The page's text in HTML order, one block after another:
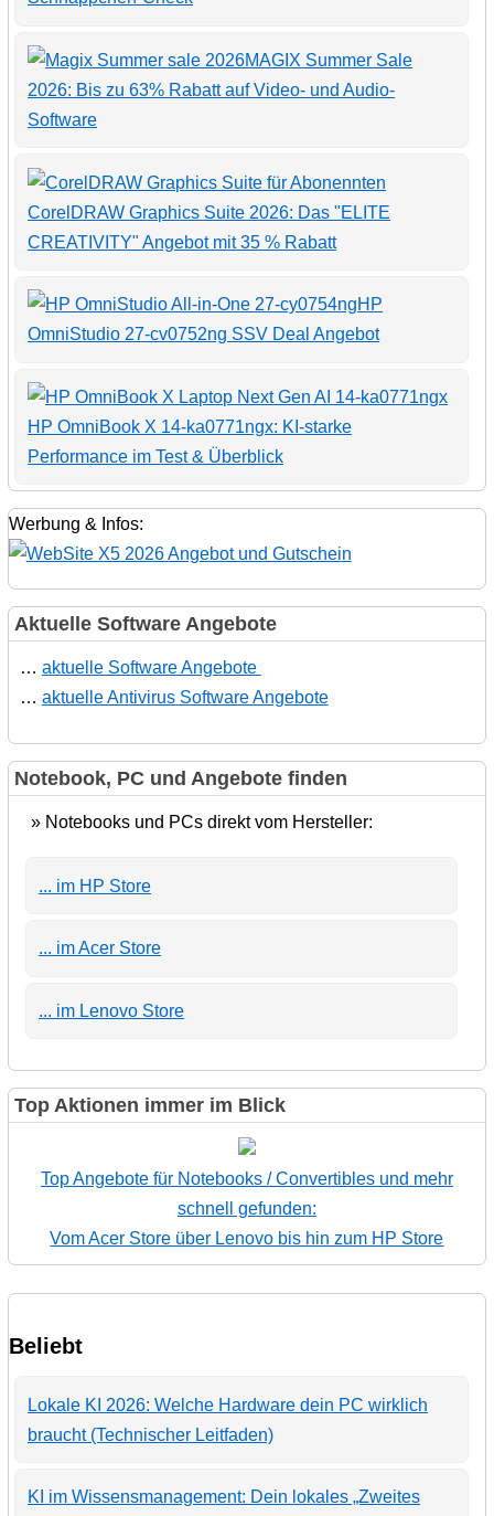
MAGIX Summer Sale
2026: Bis zu 63% Rabatt auf Video- und Audio-
Software
CorelDRAW Graphics Suite 2026: Das "ELITE
CREATIVITY" Angebot mit 35 % Rabatt
HP
OmniStudio 27-cv0752ng SSV Deal Angebot
HP OmniBook X 14-ka0771ngx: KI-starke
Performance im Test & Überblick
Werbung & Infos:
Aktuelle Software Angebote
… aktuelle Software Angebote
… aktuelle Antivirus Software Angebote
Notebook, PC und Angebote finden
» Notebooks und PCs direkt vom Hersteller:
... im HP Store
... im Acer Store
... im Lenovo Store
Top Aktionen immer im Blick
Top Angebote für Notebooks / Convertibles und mehr
schnell gefunden:
Vom Acer Store über Lenovo bis hin zum HP Store
Beliebt
Lokale KI 2026: Welche Hardware dein PC wirklich
braucht (Technischer Leitfaden)
KI im Wissensmanagement: Dein lokales „Zweites